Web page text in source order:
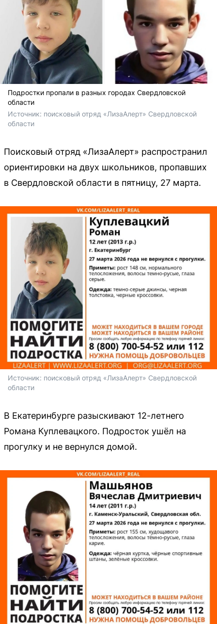
Подростки пропали в разных городах Свердловской
области
Источник: поисковый отряд «ЛизаАлерт» Свердловской
области
Поисковый отряд «ЛизаАлерт» распространил
ориентировки на двух школьников, пропавших
в Свердловской области в пятницу, 27 марта.
Источник: поисковый отряд «ЛизаАлерт» Свердловской
области
В Екатеринбурге разыскивают 12-летнего
Романа Куплевацкого. Подросток ушёл на
прогулку и не вернулся домой.